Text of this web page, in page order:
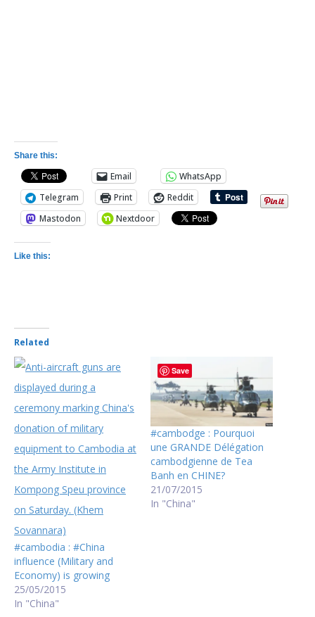
Share this:
Email
WhatsApp
Telegram
Print
Reddit
Mastodon
Nextdoor
Like this:
Related
#cambodia : #China
influence (Military and
Economy) is growing
25/05/2015
In "China"
#cambodge : Pourquoi
une GRANDE Délégation
cambodgienne de Tea
Banh en CHINE?
21/07/2015
In "China"
Save